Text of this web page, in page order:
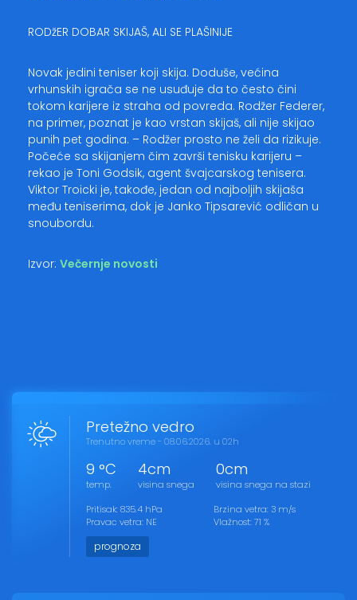
RODžER DOBAR SKIJAŠ, ALI SE PLAŠINIJE
Novak jedini teniser koji skija. Doduše, većina
vrhunskih igrača se ne usuđuje da to često čini
tokom karijere iz straha od povreda. Rodžer Federer,
na primer, poznat je kao vrstan skijaš, ali nije skijao
punih pet godina. – Rodžer prosto ne želi da rizikuje.
Počeće sa skijanjem čim završi tenisku karijeru –
rekao je Toni Godsik, agent švajcarskog tenisera.
Viktor Troicki je, takođe, jedan od najboljih skijaša
među teniserima, dok je Janko Tipsarević odličan u
snoubordu.
Izvor: Večernje novosti
Pretežno vedro
Trenutno vreme - 08.06.2026. u 02h
9 °C
temp.
4cm
visina snega
0cm
visina snega na stazi
Pritisak: 835.4 hPa
Pravac vetra: NE
Brzina vetra: 3 m/s
Vlažnost: 71 %
prognoza